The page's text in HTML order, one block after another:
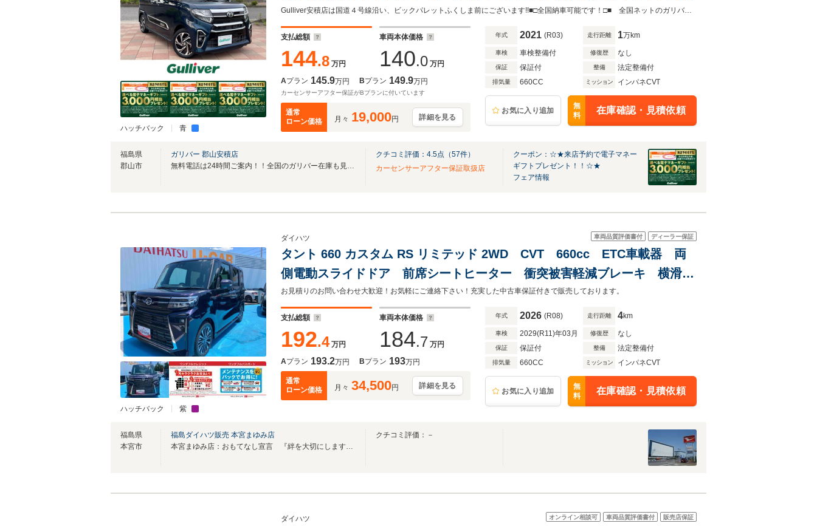
ハッチバック 青
シートヒーター/衝突警報機能/衝突回避支援ブレーキ機能/誤発進抑制機能/車
線逸脱警報機能
Gulliver安積店は国道４号線沿い、ビックパレットふくしま前にございます!!■□全国納車可能です！□■ 全国ネットのガリバーだからこそできるサービス！納車の相談に乗ります！
支払総額
144.8 万円
車両本体価格
140.0 万円
Aプラン 145.9万円 Bプラン 149.9万円
カーセンサーアフター保証がBプランに付いています
通常
ローン価格
月々 19,000円 詳細を見る
年式 2021 (R03) 走行距離 1万km
車検 車検整備付 修復歴 なし
保証 保証付 整備 法定整備付
排気量 660CC ミッション インパネCVT
お気に入り追加
無
料
在庫確認・見積依頼
福島県
郡山市
ガリバー 郡山安積店
クチコミ評価： 4.5点（57件）
カーセンサーアフター保証取扱店
クーポン：☆★来店予約で電子マネー
ギフトプレゼント！！☆★
フェア情報
ハッチバック 紫
車両品質評価書付 ディーラー保証
ダイハツ
タント 660 カスタム RS リミテッド 2WD CVT 660cc ETC車載器 両
側電動スライドドア 前席シートヒーター 衝突被害軽減ブレーキ 横滑り
防止機能 クルーズコントロール プッシュボタンスタート 電動パーキン
グブレーキ
お見積りのお問い合わせ大歓迎！お気軽にご連絡下さい！充実した中古車保証付きで販売しております。
支払総額
192.4 万円
車両本体価格
184.7 万円
Aプラン 193.2万円 Bプラン 193万円
通常
ローン価格
月々 34,500円 詳細を見る
年式 2026 (R08) 走行距離 4km
車検 2029(R11)年03月 修復歴 なし
保証 保証付 整備 法定整備付
排気量 660CC ミッション インパネCVT
お気に入り追加
無
料
在庫確認・見積依頼
福島県
本宮市
福島ダイハツ販売 本宮まゆみ店
クチコミ評価：－
オンライン相談可 車両品質評価書付 販売店保証
ダイハツ